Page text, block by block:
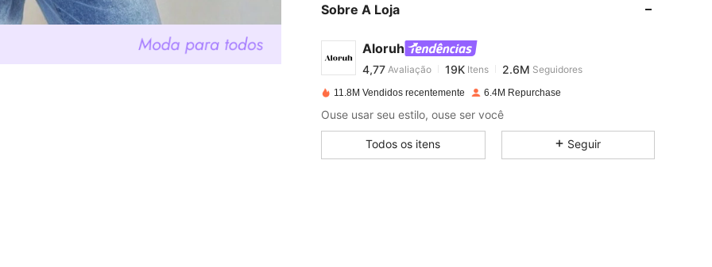
Sobre A Loja
Aloruh
4,77 Avaliação 19K Itens 2.6M Seguidores
4,77 19K 2.6M
4,77 19K 2.6M
11.8M Vendidos recentemente 6.4M Repurchase
Ouse usar seu estilo, ouse ser você
Todos os itens Seguir